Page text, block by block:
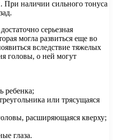
При наличии сильного тонуса
серьезная
могла развиться еще во
вследствие тяжелых
головы, о ней могут
ребенка;
или трясущаяся
расширяющаяся кверху;
глаза.